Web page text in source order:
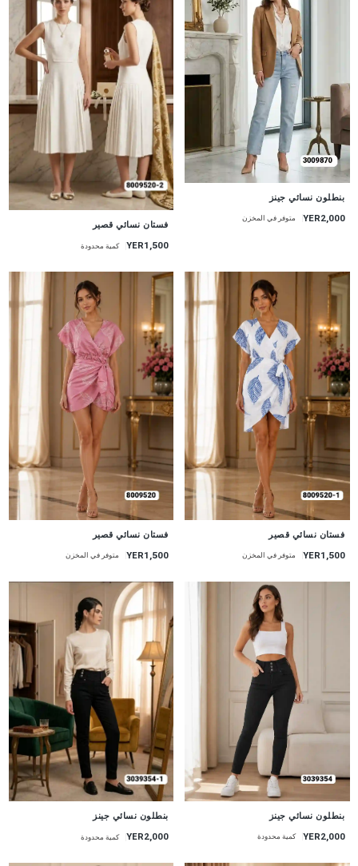
بنطلون نسائي جينز
YER2,000 متوفر في المخزن جديد
فستان نسائي قصير
YER1,500 كمية محدودة
فستان نسائي قصير
YER1,500 متوفر في المخزن
فستان نسائي قصير
YER1,500 متوفر في المخزن
بنطلون نسائي جينز
YER2,000 كمية محدودة
بنطلون نسائي جينز
YER2,000 كمية محدودة